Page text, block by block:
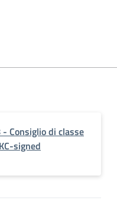
Consiglio di classe
signed